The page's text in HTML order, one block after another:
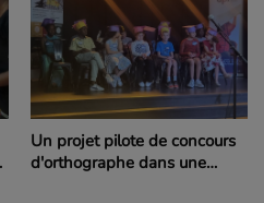
Un projet pilote de concours
d'orthographe dans une